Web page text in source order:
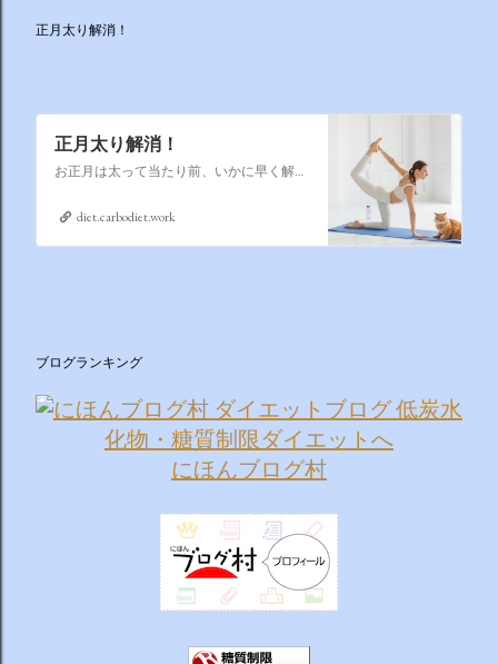
正月太り解消！
正月太り解消！
お正月は太って当たり前、いかに早く解消するかそれが課題なのです
diet.carbodiet.work
ブログランキング
にほんブログ村